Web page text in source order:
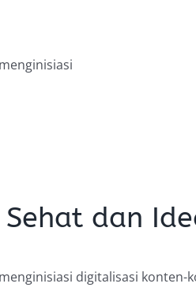
dan
digitalisasi